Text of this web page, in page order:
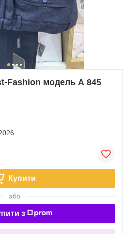
Fashion модель А 845
Купити
або
з